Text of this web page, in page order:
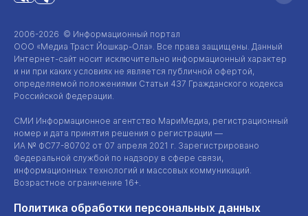
2006-2026 © Информационный портал
ООО «Медиа Траст Йошкар-Ола». Все права защищены. Данный
Интернет-сайт носит исключительно информационный характер
и ни при каких условиях не является публичной офертой,
определяемой положениями Статьи 437 Гражданского кодекса
Российской Федерации.
СМИ Информационное агентство МариМедиа, регистрационный
номер и дата принятия решения о регистрации —
ИА № ФС77-80702 от 07 апреля 2021 г. Зарегистрировано
Федеральной службой по надзору в сфере связи,
информационных технологий и массовых коммуникаций.
Возрастное ограничение 16+.
Политика обработки персональных данных